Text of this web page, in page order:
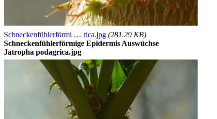
Schneckenfühlerförmi … rica.jpg (281.29 KB)
Schneckenfühlerförmige Epidermis Auswüchse
Jatropha podagrica.jpg